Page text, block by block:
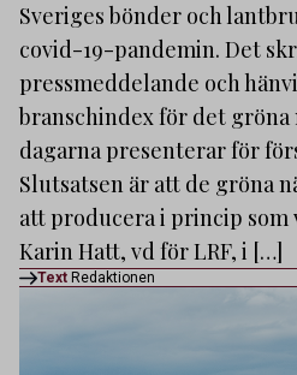
Sveriges bönder och
covid-19-pandemin. Det
pressmeddelande och
branschindex för det
dagarna presenterar för
Slutsatsen är att de gröna
att producera i princip som
Karin Hatt, vd för LRF, i […]
Text Redaktionen